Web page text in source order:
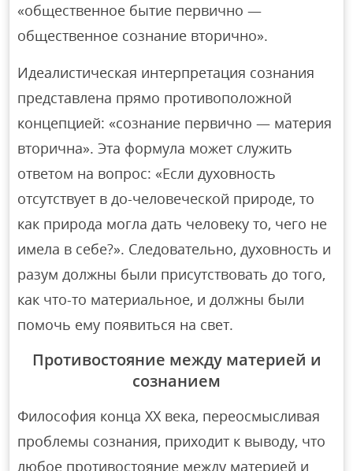
«общественное бытие первично —
общественное сознание вторично».
Идеалистическая интерпретация сознания
представлена прямо противоположной
концепцией: «сознание первично — материя
вторична». Эта формула может служить
ответом на вопрос: «Если духовность
отсутствует в до-человеческой природе, то
как природа могла дать человеку то, чего не
имела в себе?». Следовательно, духовность и
разум должны были присутствовать до того,
как что-то материальное, и должны были
помочь ему появиться на свет.
Противостояние между материей и
сознанием
Философия конца ХХ века, переосмысливая
проблемы сознания, приходит к выводу, что
любое противостояние между материей и